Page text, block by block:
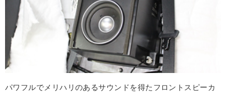
パワフルでメリハリのあるサウンドを得たフロントスピーカ